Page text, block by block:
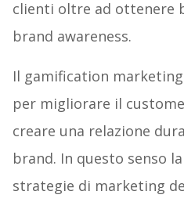
clienti oltre ad ottenere
brand awareness.
Il gamification
per migliorare il
creare una relazione
brand. In questo senso
strategie di marketing